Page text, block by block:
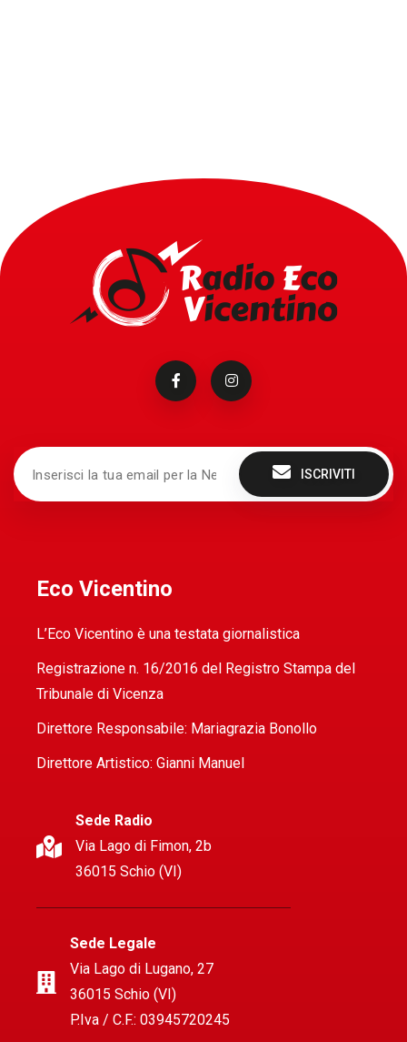
ISCRIVITI
Eco Vicentino
L’Eco Vicentino è una testata giornalistica
Registrazione n. 16/2016 del Registro Stampa del
Tribunale di Vicenza
Direttore Responsabile: Mariagrazia Bonollo
Direttore Artistico: Gianni Manuel
Sede Radio
Via Lago di Fimon, 2b
36015 Schio (VI)
Sede Legale
Via Lago di Lugano, 27
36015 Schio (VI)
P.Iva / C.F.: 03945720245